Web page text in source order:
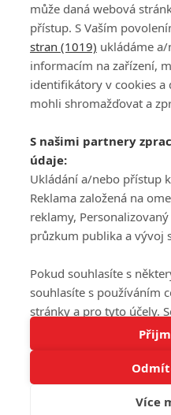
Tato stránka používá
DISKUZE
Šéfredaktorkou webu jePetr
Máte-li zájem o inzerci na
Ochrana osobních údajů|
Upravit
© 2016 – 2026
Koncal studio s.r.o., IČO:
může daná webová
přístup. S Vaším
stran (1019) ukládáme
informacím na zařízení,
identifikátory v cookies a
mohli shromažďovat a
S našimi partnery
údaje:
Ukládání a/nebo přístup
Reklama založená na
reklamy,
průzkum publika a vývoj
Pokud souhlasíte s
souhlasíte s používáním
stránky a pro tyto účely.
odmítnout, ale v
nebudou k dispozici
Vaše volby souhlasu se
tuto webovou stránku.
souhlasu můžete kdykoli
Více